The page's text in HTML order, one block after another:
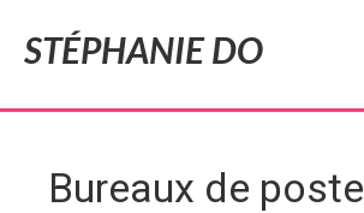
STÉPHANIE DO
Bureaux de poste